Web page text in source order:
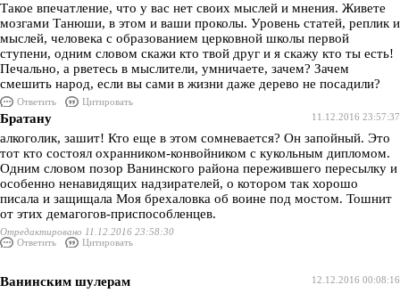
Такое впечатление, что у вас нет своих мыслей и мнения. Живете
мозгами Танюши, в этом и ваши проколы. Уровень статей, реплик и
мыслей, человека с образованием церковной школы первой
ступени, одним словом скажи кто твой друг и я скажу кто ты есть!
Печально, а рветесь в мыслители, умничаете, зачем? Зачем
смешить народ, если вы сами в жизни даже дерево не посадили?
Ответить
Цитировать
11.12.2016 23:57:37
Братану
алкоголик, зашит! Кто еще в этом сомневается? Он запойный. Это
тот кто состоял охранником-конвойником с кукольным дипломом.
Одним словом позор Ванинского района пережившего пересылку и
особенно ненавидящих надзирателей, о котором так хорошо
писала и защищала Моя брехаловка об воине под мостом. Тошнит
от этих демагогов-приспособленцев.
Отредактировано 11.12.2016 23:58:30
Ответить
Цитировать
12.12.2016 00:08:16
Ванинским шулерам